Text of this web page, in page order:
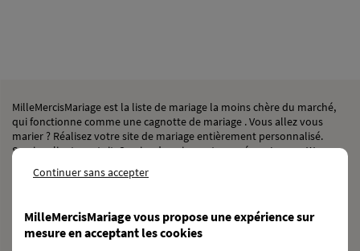
MilleMercisMariage est la liste de mariage la moins chère du marché,
qui fonctionne comme une cagnotte de mariage . Vous allez vous
marier ? Réalisez votre site de mariage entièrement personnalisé.
Service clients gratuit. Service de paiement assuré par Lemon Way,
établissement de paiement agréé par l’ACPR sous le numéro 16568.
Continuer sans accepter
MilleMercisMariage vous propose une expérience sur
mesure en acceptant les cookies